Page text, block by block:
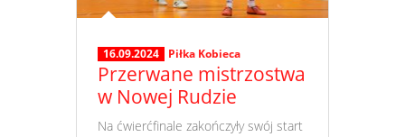
16.09.2024 Piłka Kobieca
Przerwane mistrzostwa
w Nowej Rudzie
​ Na ćwierćfinale zakończyły swój start